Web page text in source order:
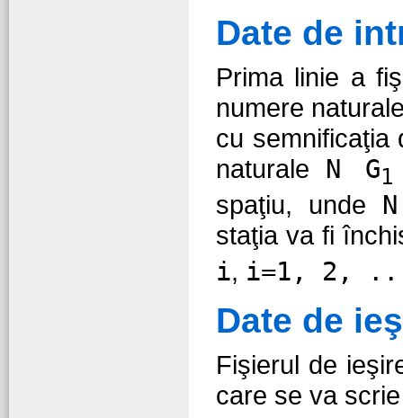
Date de
Prima linie a
numere
cu semnificaţia
naturale N G1
spaţiu, unde N
staţia va fi
i, i=1, 2,
Date de
Fişierul de
care se va